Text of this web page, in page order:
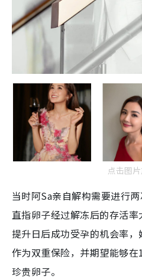
点击图
当时阿Sa亲自解构需要进行两
直指卵子经过解冻后的存活
提升日后成功受孕的机会率
作为双重保险，并期望能够
珍贵卵子。